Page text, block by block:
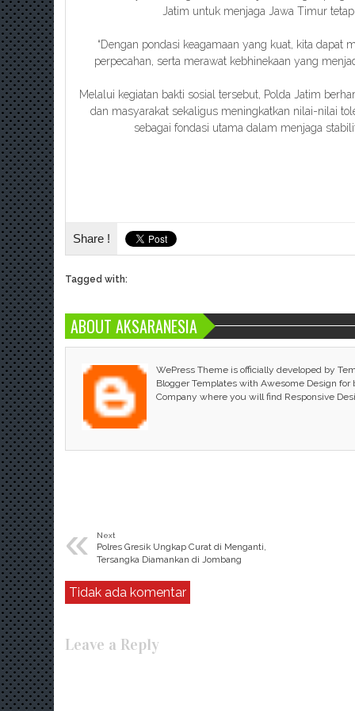
Jatim untuk menjaga Jawa Timur
“Dengan pondasi keagamaan yang kuat, kita dapat
perpecahan, serta merawat kebhinekaan yang
Melalui kegiatan bakti sosial tersebut, Polda Jatim
dan masyarakat sekaligus meningkatkan nilai-nilai
sebagai fondasi utama dalam menjaga
Share !
Tagged with:
ABOUT AKSARANESIA
WePress Theme is officially developed by
Blogger Templates with Awesome Design
Company where you will find Responsive
« Next
Polres Gresik Ungkap Curat di Menganti,
Tersangka Diamankan di Jombang
Tidak ada komentar
Leave a Reply